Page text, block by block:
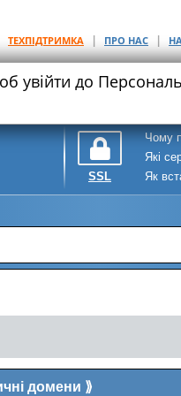
ТЕХПІДТРИМКА | ПРО НАС |
Ціна Хостинг
SSL
Чому
Які
Як
увійти до
домени ⟫